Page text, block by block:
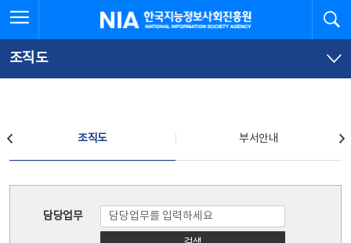
문
로
가
체
뉴
바
가
한국지능정보사회진흥원
조직도
조직도 부서안내
담당업무